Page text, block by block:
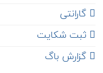
گارانتی
ثبت شکایت
‌ گزارش باگ